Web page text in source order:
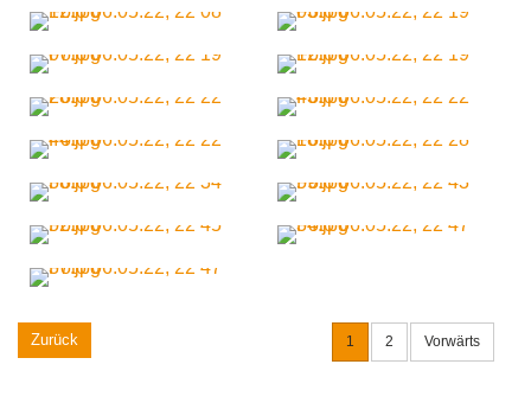
1 2 Vorwärts
Zurück